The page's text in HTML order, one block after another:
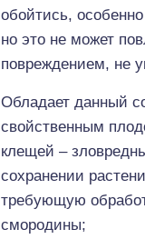
обойтись,
но это не может
повреждением, не
Обладает данный
свойственным
клещей –
сохранении
требующую
смородины;